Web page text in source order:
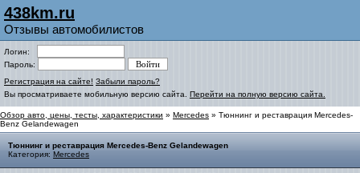
438km.ru
Отзывы автомобилистов
Логин:
Пароль:
Регистрация на сайте! Забыли пароль?
Вы просматриваете мобильную версию сайта. Перейти на полную версию сайта.
Обзор авто, цены, тесты, характеристики » Mercedes » Тюннинг и реставрация Mercedes-
Benz Gelandewagen
Тюннинг и реставрация Mercedes-Benz Gelandewagen
Категория: Mercedes